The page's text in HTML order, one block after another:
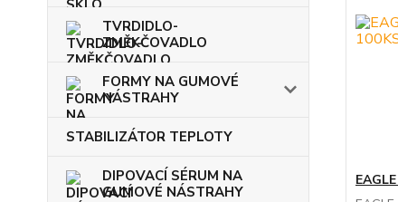
TVRDIDLO-
ZMĚKČOVADLO
FORMY NA GUMOVÉ
NÁSTRAHY
STABILIZÁTOR TEPLOTY
DIPOVACÍ SÉRUM NA
GUMOVÉ NÁSTRAHY